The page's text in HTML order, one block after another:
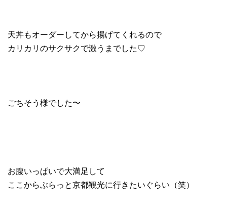
天丼もオーダーしてから揚げてくれるので
カリカリのサクサクで激うまでした♡
ごちそう様でした〜
お腹いっぱいで大満足して
ここからぶらっと京都観光に行きたいぐらい（笑）